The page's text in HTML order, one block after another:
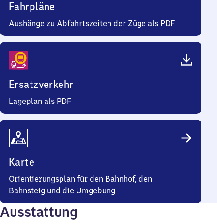
Fahrpläne
Aushänge zu Abfahrtszeiten der Züge als PDF
Ersatzverkehr
Lageplan als PDF
Karte
Orientierungsplan für den Bahnhof, den
Bahnsteig und die Umgebung
Ausstattung